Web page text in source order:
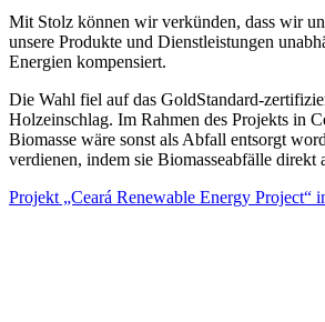
Mit Stolz können wir verkünden, dass wir
unsere Produkte und Dienstleistungen
Energien kompensiert.
Die Wahl fiel auf das GoldStandard-
Holzeinschlag. Im Rahmen des Projekts in
Biomasse wäre sonst als Abfall entsorgt
verdienen, indem sie Biomasseabfälle direkt
Projekt „Ceará Renewable Energy Project“